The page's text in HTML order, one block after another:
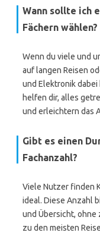
Wann sollte ich
Fächern wählen?
Wenn du viele und
auf langen Reisen
und Elektronik dabei
helfen dir, alles
und erleichtern das
Gibt es einen
Fachanzahl?
Viele Nutzer finden
ideal. Diese Anzahl
und Übersicht, ohne
zu den meisten